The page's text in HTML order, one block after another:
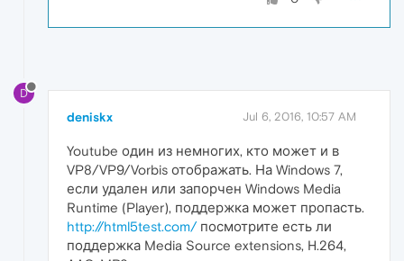
D
deniskx Jul 6, 2016, 10:57 AM
Youtube один из немногих, кто может и в
VP8/VP9/Vorbis отображать. На Windows 7,
если удален или запорчен Windows Media
Runtime (Player), поддержка может пропасть.
http://html5test.com/посмотрите есть ли
поддержка Media Source extensions, H.264,